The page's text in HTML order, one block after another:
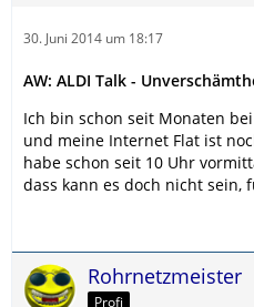
30. Juni 2014 um 18:17
AW: ALDI Talk -
Ich bin schon seit Monaten
und meine Internet Flat ist
habe schon seit 10 Uhr
dass kann es doch nicht sein,
Rohrnetzmeister
Profi